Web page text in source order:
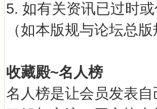
5. 如有关资讯已过时
（如本版规与论坛总
收藏殿~名人榜
名人榜是让会员发表